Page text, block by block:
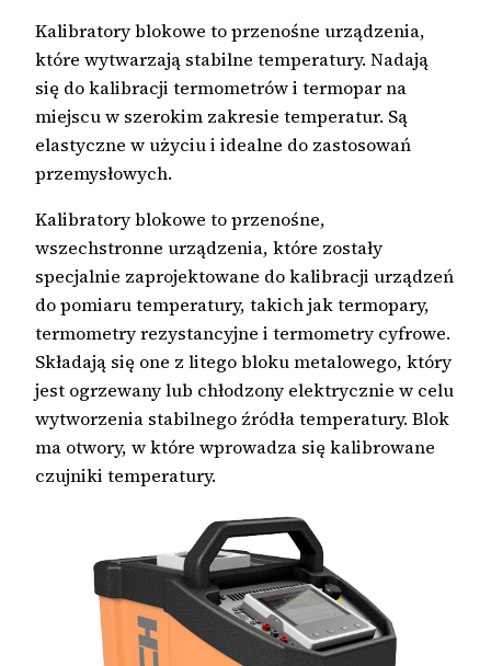
Kalibratory blokowe to przenośne urządzenia,
które wytwarzają stabilne temperatury. Nadają
się do kalibracji termometrów i termopar na
miejscu w szerokim zakresie temperatur. Są
elastyczne w użyciu i idealne do zastosowań
przemysłowych.
Kalibratory blokowe to przenośne,
wszechstronne urządzenia, które zostały
specjalnie zaprojektowane do kalibracji urządzeń
do pomiaru temperatury, takich jak termopary,
termometry rezystancyjne i termometry cyfrowe.
Składają się one z litego bloku metalowego, który
jest ogrzewany lub chłodzony elektrycznie w celu
wytworzenia stabilnego źródła temperatury. Blok
ma otwory, w które wprowadza się kalibrowane
czujniki temperatury.